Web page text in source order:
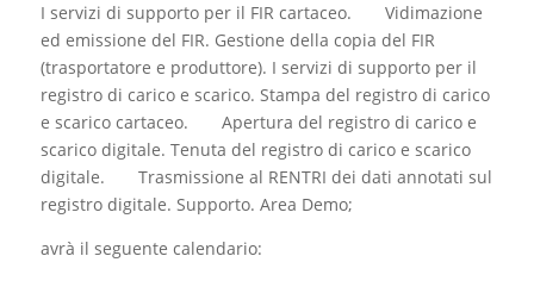
I servizi di supporto per il FIR cartaceo. Vidimazione
ed emissione del FIR. Gestione della copia del FIR
(trasportatore e produttore). I servizi di supporto per il
registro di carico e scarico. Stampa del registro di carico
e scarico cartaceo. Apertura del registro di carico e
scarico digitale. Tenuta del registro di carico e scarico
digitale. Trasmissione al RENTRI dei dati annotati sul
registro digitale. Supporto. Area Demo;
avrà il seguente calendario: